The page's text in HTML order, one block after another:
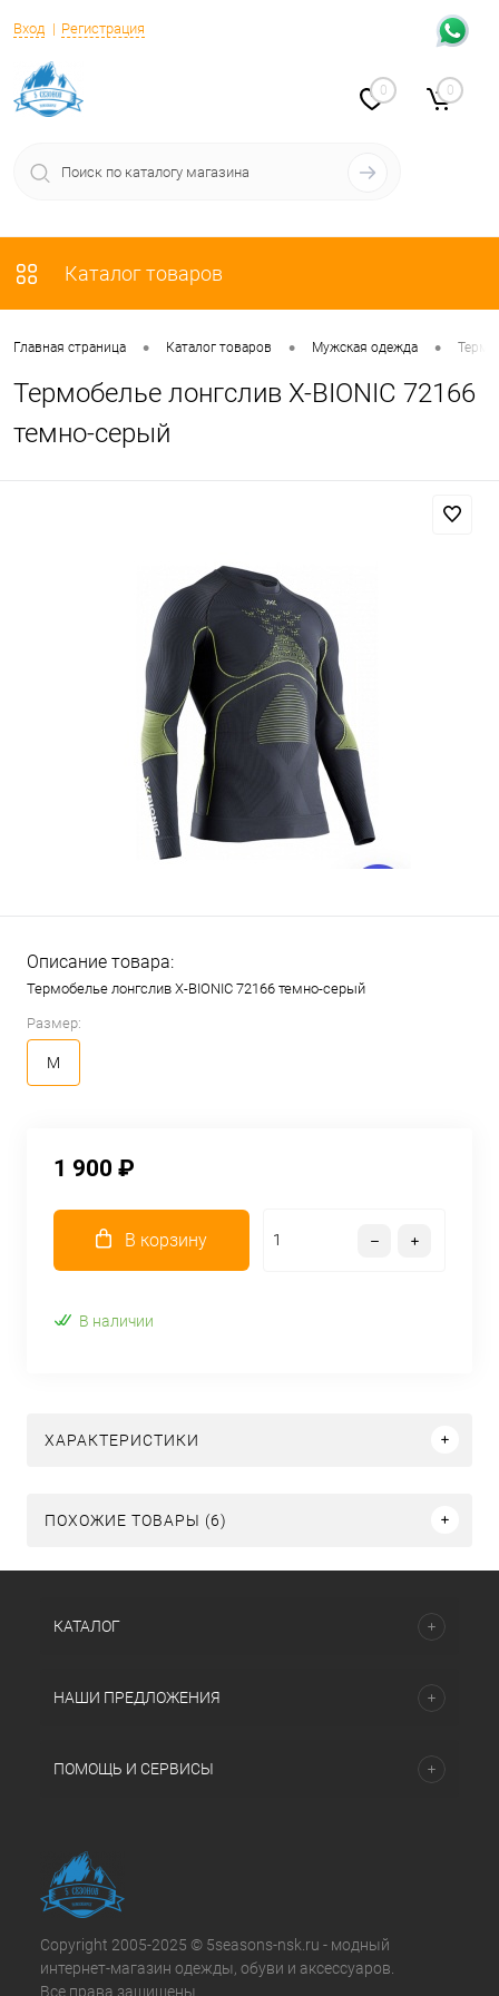
Вход Регистрация
0 0
Каталог товаров
Главная страница • Каталог товаров • Мужская одежда •
Термобелье лонгслив X-BIONIC 72166
темно-серый
Описание товара:
Термобелье лонгслив X-BIONIC 72166 темно-серый
Размер:
M
1 900 ₽
В корзину
В наличии
ХАРАКТЕРИСТИКИ
ПОХОЖИЕ ТОВАРЫ (6)
КАТАЛОГ
НАШИ ПРЕДЛОЖЕНИЯ
ПОМОЩЬ И СЕРВИСЫ
Copyright 2005-2025 © 5seasons-nsk.ru - модный
интернет-магазин одежды, обуви и аксессуаров.
Все права защищены.